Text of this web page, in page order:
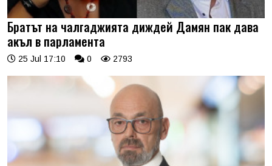
Братът на чалгаджията диждей Дамян пак дава
акъл в парламента
25 Jul 17:10 0 2793